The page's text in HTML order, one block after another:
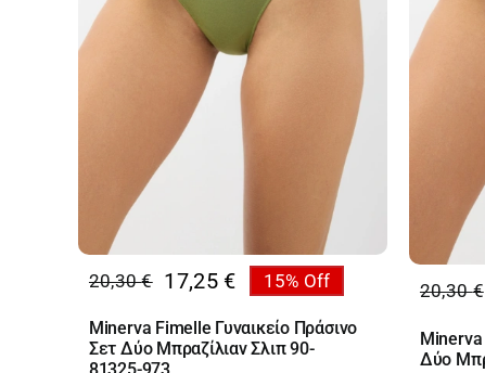
20,30€
Original
price
was:
17,25 €
Η
τρέχουσα
τιμή
15% Off
Minerva Fimelle Γυναικείο Πράσινο
Σετ Δύο Μπραζίλιαν Σλιπ 90-
20,30€
Original
price
was:
Η
τιμή
Minerva
Δύο